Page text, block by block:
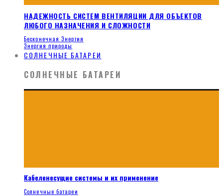
НАДЕЖНОСТЬ СИСТЕМ ВЕНТИЛЯЦИИ ДЛЯ ОБЪЕКТОВ
ЛЮБОГО НАЗНАЧЕНИЯ И СЛОЖНОСТИ
Бесконечная Энергия
Энергия природы
СОЛНЕЧНЫЕ БАТАРЕИ
СОЛНЕЧНЫЕ БАТАРЕИ
Кабеленесущие системы и их применение
Солнечные батареи